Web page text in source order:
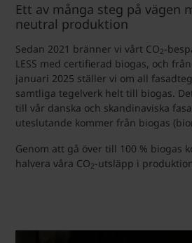
Ett av många steg på vägen
neutral produktion
Sedan 2021 bränner vi vårt CO2-
LESS med certifierad biogas, och
januari 2025 ställer vi om all
samtliga tegelverk helt till biogas.
till vår danska och skandinaviska
uteslutande kommer från biogas
Genom att gå över till 100 % biogas
halvera våra CO2-utsläpp i